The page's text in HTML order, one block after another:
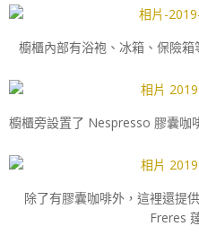
櫥櫃內部有浴袍、冰箱、保險
櫥櫃旁設置了 Nespresso 膠囊咖
除了有膠囊咖啡外，這裡還提
Freres